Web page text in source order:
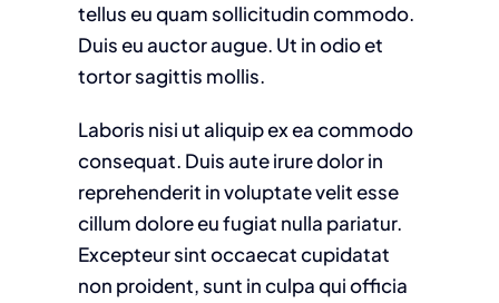
tellus eu quam sollicitudin commodo.
Duis eu auctor augue. Ut in odio et
tortor sagittis mollis.
Laboris nisi ut aliquip ex ea commodo
consequat. Duis aute irure dolor in
reprehenderit in voluptate velit esse
cillum dolore eu fugiat nulla pariatur.
Excepteur sint occaecat cupidatat
non proident, sunt in culpa qui officia